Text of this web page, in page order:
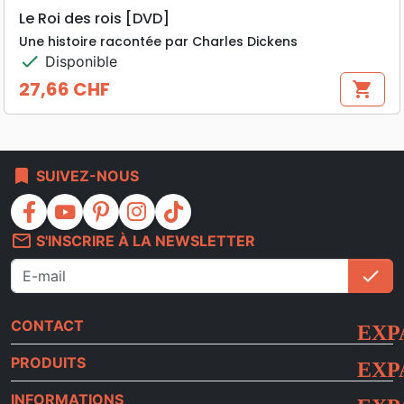
Le Roi des rois [DVD]
Une histoire racontée par Charles Dickens
check Disponible
Prix
27,66 CHF shopping_cart
bookmark SUIVEZ-NOUS
facebook youtube pinterest instagram
tiktok
mail_outline S'INSCRIRE À LA NEWSLETTER
check
CONTACT
PRODUITS
INFORMATIONS